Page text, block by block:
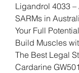
Ligandrol 4033 –
SARMs in
Your Full
Build Muscles
The Best Legal
Cardarine